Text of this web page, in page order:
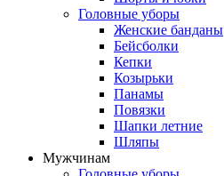
Головные уборы
Женские банданы
Бейсболки
Кепки
Козырьки
Панамы
Повязки
Шапки летние
Шляпы
Мужчинам